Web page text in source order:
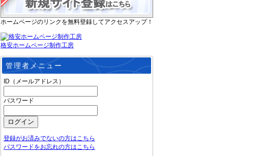
ホームページのリンクを無料登録してアクセスアップ！
格安ホームページ制作工房
管理者メニュー
ID（メールアドレス）
パスワード
登録がお済みでないの方はこちら
パスワードをお忘れの方はこちら